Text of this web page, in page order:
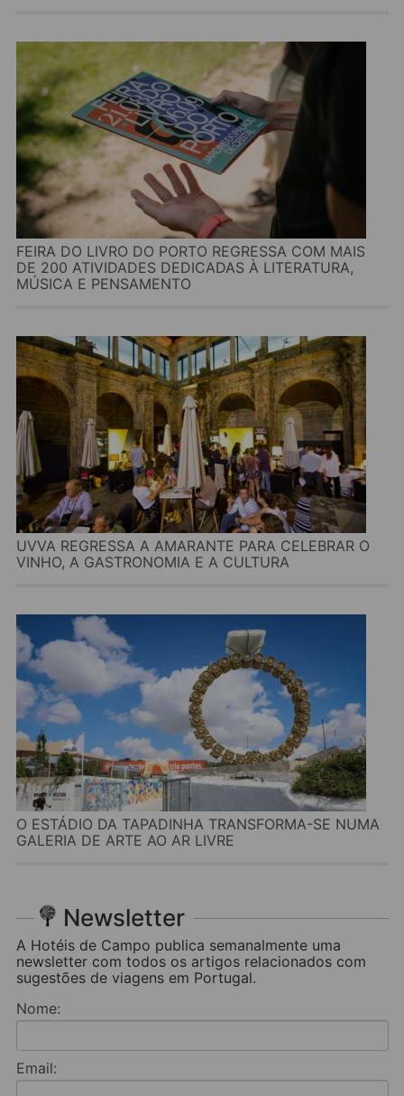
FEIRA DO LIVRO DO PORTO REGRESSA COM MAIS
DE 200 ATIVIDADES DEDICADAS À LITERATURA,
MÚSICA E PENSAMENTO
UVVA REGRESSA A AMARANTE PARA CELEBRAR O
VINHO, A GASTRONOMIA E A CULTURA
O ESTÁDIO DA TAPADINHA TRANSFORMA-SE NUMA
GALERIA DE ARTE AO AR LIVRE
Newsletter
A Hotéis de Campo publica semanalmente uma
newsletter com todos os artigos relacionados com
sugestões de viagens em Portugal.
Nome:
Email: